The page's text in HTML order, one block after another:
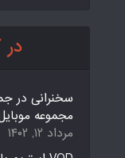
در
سخنرانی در
مجموعه
مرداد ۱۲, ۱۴۰۲